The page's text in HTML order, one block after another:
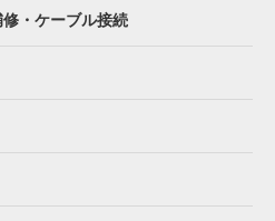
・ケーブル接続